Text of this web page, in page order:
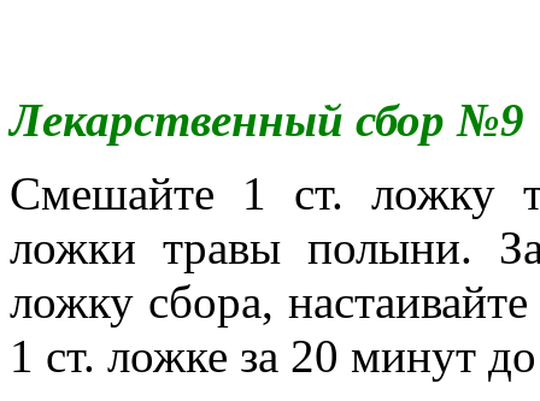
Лекарственный сбор №9
Смешайте 1 ст. ложку
ложки травы полыни.
ложку сбора,
1 ст. ложке за 20 минут